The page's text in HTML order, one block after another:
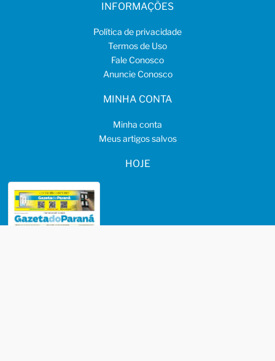
INFORMAÇÕES
Política de privacidade
Termos de Uso
Fale Conosco
Anuncie Conosco
MINHA CONTA
Minha conta
Meus artigos salvos
HOJE